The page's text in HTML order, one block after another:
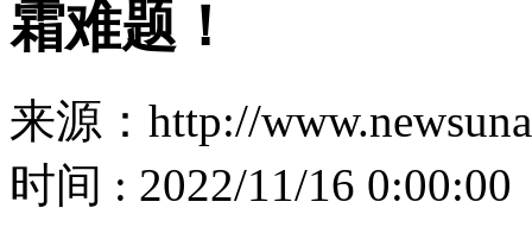
霜难题！
来源：http://
时间 : 2022/11/16 0:00:00